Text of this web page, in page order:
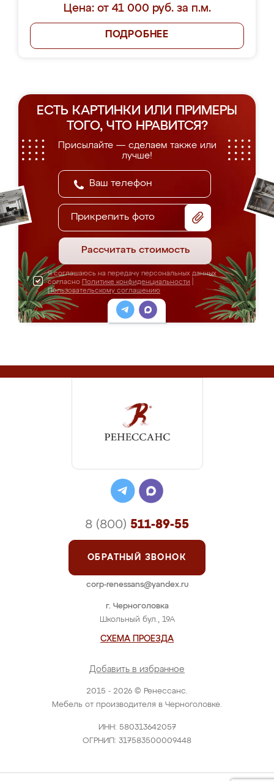
Цена: от 41 000 руб. за п.м.
ПОДРОБНЕЕ
ЕСТЬ КАРТИНКИ ИЛИ ПРИМЕРЫ
ТОГО, ЧТО НРАВИТСЯ?
Присылайте — сделаем также или
лучше!
Прикрепить фото
Рассчитать стоимость
Я соглашаюсь на передачу персональных данных
согласно Политике конфиденциальности
Пользовательскому соглашению
2015 - 2026 © Ренессанс.
Мебель от производителя в Черноголовке.
ИНН: 580313642057
ОГРНИП: 317583500009448
г. Черноголовка
Школьный бул., 19А
СХЕМА ПРОЕЗДА
Добавить в избранное
8 (800) 511-89-55
ОБРАТНЫЙ ЗВОНОК
corp-renessans@yandex.ru